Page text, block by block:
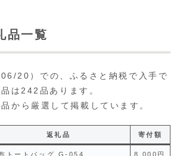
品一覧
20）での、ふるさと納税で入手で
は242品あります。
から厳選して掲載しています。
返礼品 寄付額
トートバッグ G-054 8,000円